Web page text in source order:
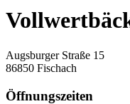
Augsburger Straße 15
86850 Fischach
Öffnungszeiten